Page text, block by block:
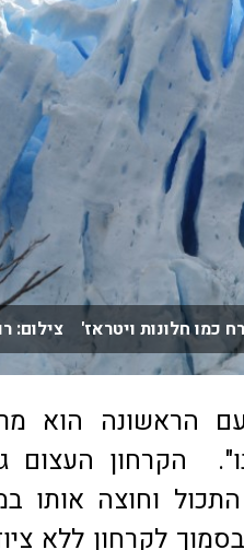
כמו חלונות ויטראז' צילום:
הראשונה הוא
הקרחון העצום
וחוצה אותו
לקרחון ללא